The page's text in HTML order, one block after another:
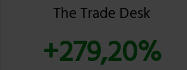
The Trade Desk
+279,20%